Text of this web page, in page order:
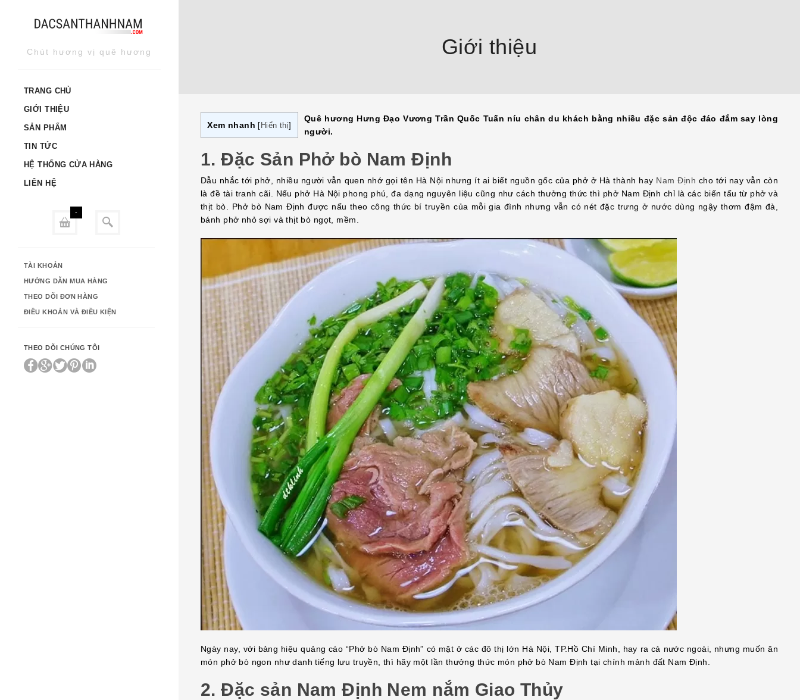
Chút hương vị quê hương
TRANG CHỦ
GIỚI THIỆU
SẢN PHẨM
TIN TỨC
HỆ THỐNG CỬA HÀNG
LIÊN HỆ
-
TÀI KHOẢN
HƯỚNG DẪN MUA HÀNG
THEO DÕI ĐƠN HÀNG
ĐIỀU KHOẢN VÀ ĐIỀU KIỆN
THEO DÕI CHÚNG TÔI
Giới thiệu
Xem nhanh Hiển thị
Quê hương Hưng Đạo Vương Trần Quốc Tuấn níu chân du khách bằng nhiều đặc sản độc đáo đắm say lòng
người.
1. Đặc Sản Phở bò Nam Định
Dẫu nhắc tới phở, nhiều người vẫn quen nhớ gọi tên Hà Nội nhưng ít ai biết nguồn gốc của phở ở Hà thành hay Nam Định cho tới nay vẫn còn
là đề tài tranh cãi. Nếu phở Hà Nội phong phú, đa dạng nguyên liệu cũng như cách thưởng thức thì phở Nam Định chỉ là các biến tấu từ phở và
thịt bò. Phở bò Nam Định được nấu theo công thức bí truyền của mỗi gia đình nhưng vẫn có nét đặc trưng ở nước dùng ngậy thơm đậm đà,
bánh phở nhỏ sợi và thịt bò ngọt, mềm.
Ngày nay, với bảng hiệu quảng cáo “Phở bò Nam Định” có mặt ở các đô thị lớn Hà Nội, TP.Hồ Chí Minh, hay ra cả nước ngoài, nhưng muốn ăn
món phở bò ngon như danh tiếng lưu truyền, thì hãy một lần thưởng thức món phở bò Nam Định tại chính mảnh đất Nam Định.
2.Đặc sản Nam Định Nem nắm Giao Thủy